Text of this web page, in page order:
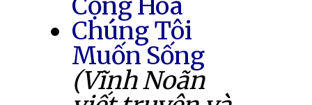
Chúng Tôi
Muốn Sống
(Vĩnh Noãn